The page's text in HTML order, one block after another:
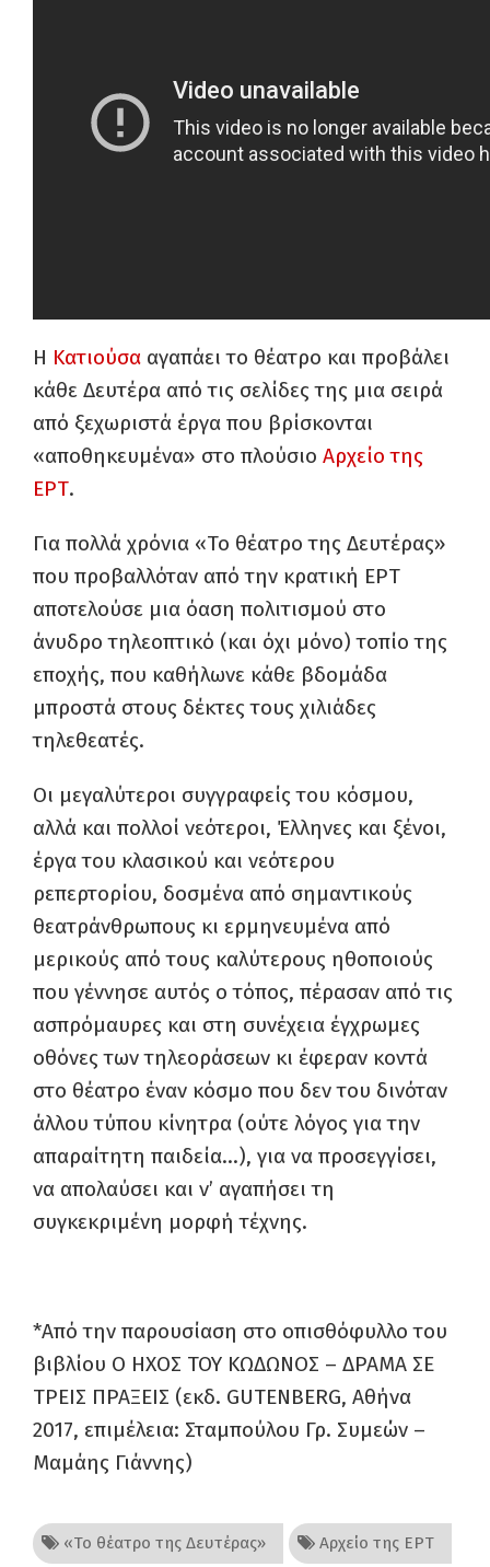
Η Κατιούσα αγαπάει το θέατρο και προβάλει
κάθε Δευτέρα από τις σελίδες της μια σειρά
από ξεχωριστά έργα που βρίσκονται
«αποθηκευμένα» στο πλούσιο Αρχείο της
ΕΡΤ.
Για πολλά χρόνια «Το θέατρο της Δευτέρας»
που προβαλλόταν από την κρατική ΕΡΤ
αποτελούσε μια όαση πολιτισμού στο
άνυδρο τηλεοπτικό (και όχι μόνο) τοπίο της
εποχής, που καθήλωνε κάθε βδομάδα
μπροστά στους δέκτες τους χιλιάδες
τηλεθεατές.
Οι μεγαλύτεροι συγγραφείς του κόσμου,
αλλά και πολλοί νεότεροι, Έλληνες και ξένοι,
έργα του κλασικού και νεότερου
ρεπερτορίου, δοσμένα από σημαντικούς
θεατράνθρωπους κι ερμηνευμένα από
μερικούς από τους καλύτερους ηθοποιούς
που γέννησε αυτός ο τόπος, πέρασαν από τις
ασπρόμαυρες και στη συνέχεια έγχρωμες
οθόνες των τηλεοράσεων κι έφεραν κοντά
στο θέατρο έναν κόσμο που δεν του δινόταν
άλλου τύπου κίνητρα (ούτε λόγος για την
απαραίτητη παιδεία…), για να προσεγγίσει,
να απολαύσει και ν’ αγαπήσει τη
συγκεκριμένη μορφή τέχνης.
*Από την παρουσίαση στο οπισθόφυλλο του
βιβλίου Ο ΗΧΟΣ ΤΟΥ ΚΩΔΩΝΟΣ – ΔΡΑΜΑ ΣΕ
ΤΡΕΙΣ ΠΡΑΞΕΙΣ (εκδ. GUTENBERG, Αθήνα
2017, επιμέλεια: Σταμπούλου Γρ. Συμεών –
Μαμάης Γιάννης)
«Το θέατρο της Δευτέρας» Αρχείο της ΕΡΤ